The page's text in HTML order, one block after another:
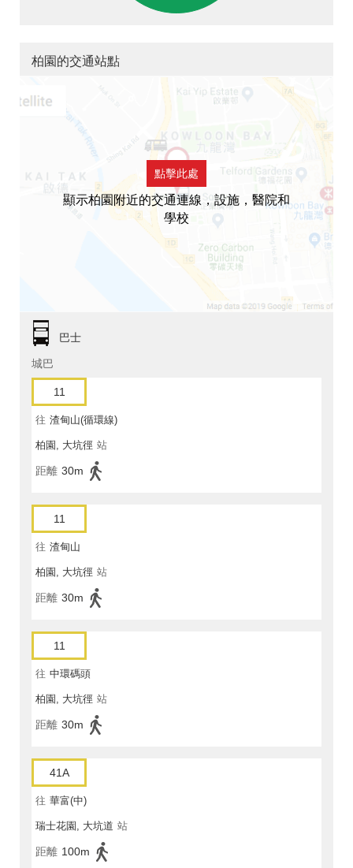
柏園的交通站點
點擊此處
顯示柏園附近的交通連線，設施，醫院和
學校
巴士
城巴
11
往 渣甸山(循環線)
柏園, 大坑徑 站
距離 30m
11
往 渣甸山
柏園, 大坑徑 站
距離 30m
11
往 中環碼頭
柏園, 大坑徑 站
距離 30m
41A
往 華富(中)
瑞士花園, 大坑道 站
距離 100m